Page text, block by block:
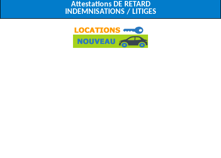
Attestations DE RETARD
INDEMNISATIONS / LITIGES